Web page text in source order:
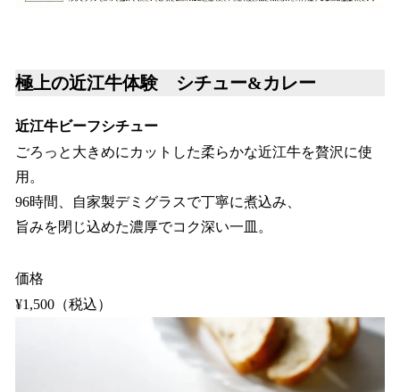
極上の近江牛体験 シチュー&カレー
近江牛ビーフシチュー
ごろっと大きめにカットした柔らかな近江牛を贅沢に使
用。
96時間、自家製デミグラスで丁寧に煮込み、
旨みを閉じ込めた濃厚でコク深い一皿。
価格
¥1,500（税込）